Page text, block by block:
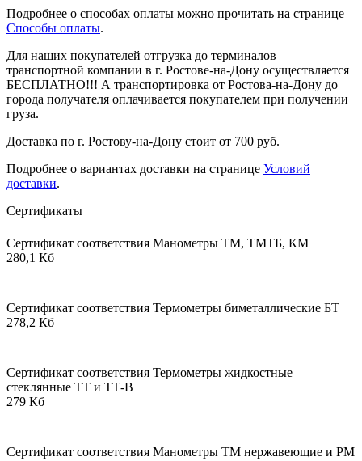
Подробнее о способах оплаты можно прочитать на странице
Способы оплаты.
Для наших покупателей отгрузка до терминалов
транспортной компании в г. Ростове-на-Дону осуществляется
БЕСПЛАТНО!!! А транспортировка от Ростова-на-Дону до
города получателя оплачивается покупателем при получении
груза.
Доставка по г. Ростову-на-Дону стоит от 700 руб.
Подробнее о вариантах доставки на странице Условий
доставки.
Сертификаты
Сертификат соответствия Манометры ТМ, ТМТБ, КМ
280,1 Кб
Сертификат соответствия Термометры биметаллические БТ
278,2 Кб
Сертификат соответствия Термометры жидкостные
стеклянные ТТ и ТТ-В
279 Кб
Сертификат соответствия Манометры ТМ нержавеющие и РМ